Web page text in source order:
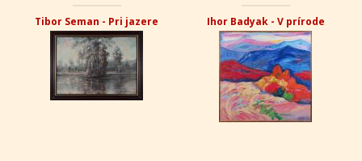
Tibor Seman - Pri jazere Ihor Badyak - V prírode